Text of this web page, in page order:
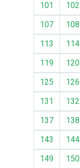
101
102
107
108
113
114
119
120
125
126
131
132
137
138
143
144
149
150